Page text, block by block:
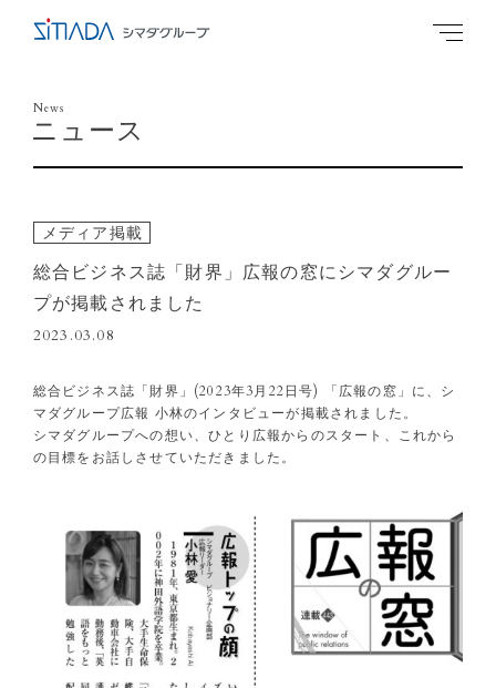
News
ニュース
メディア掲載
総合ビジネス誌「財界」広報の窓にシマダグルー
プが掲載されました
2023.03.08
総合ビジネス誌「財界」(2023年3月22日号) 「広報の窓」に、シ
マダグループ広報 小林のインタビューが掲載されました。
シマダグループへの想い、ひとり広報からのスタート、これから
の目標をお話しさせていただきました。